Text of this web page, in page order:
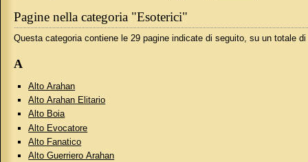
Pagine nella categoria "Esoterici"
Questa categoria contiene le 29 pagine indicate di seguito, su un totale
A
Alto Arahan
Alto Arahan Elitario
Alto Boia
Alto Evocatore
Alto Fanatico
Alto Guerriero Arahan